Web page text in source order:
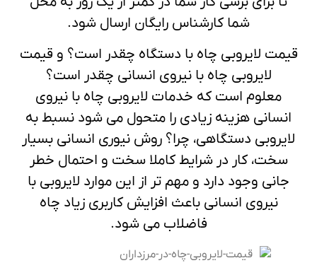
شما کارشناس رایگان ارسال شود.
قیمت لایروبی چاه با دستگاه چقدر است؟ و قیمت
لایروبی چاه با نیروی انسانی چقدر است؟
معلوم است که خدمات لایروبی چاه با نیروی
انسانی هزینه زیادی را متحول می شود نسبط به
لایروبی دستگاهی، چرا؟ روش نیوری انسانی بسیار
سخت، کار در شرایط کاملا سخت و احتمال خطر
جانی وجود دارد و مهم تر از این موارد لایروبی با
نیروی انسانی باعث افزایش کاربری زیاد چاه
فاضلاب می شود.